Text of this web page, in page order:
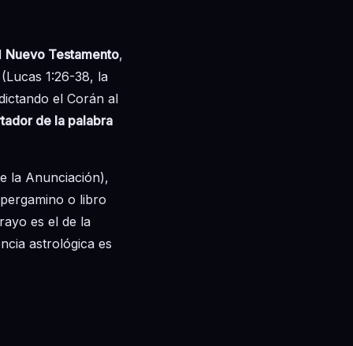
Nuevo Testamento,
1:26-38, la
el Corán al
de la palabra
la Anunciación),
o libro
es el de la
astrológica es